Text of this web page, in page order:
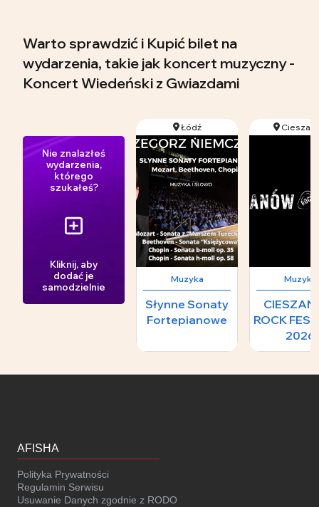
Warto sprawdzić i Kupić bilet na
wydarzenia, takie jak koncert muzyczny -
Koncert Wiedeński z Gwiazdami
Nie znalazłeś
wydarzenia,
którego
szukałeś?
Kliknij, aby
dodać je
samodzielnie
Łódź
Muzyka
Słynne Sonaty
Fortepianowe
Muzyka
ROCK
2026
AFISHA
Polityka Prywatności
Regulamin Serwisu
Usuwanie Danych zgodnie z RODO